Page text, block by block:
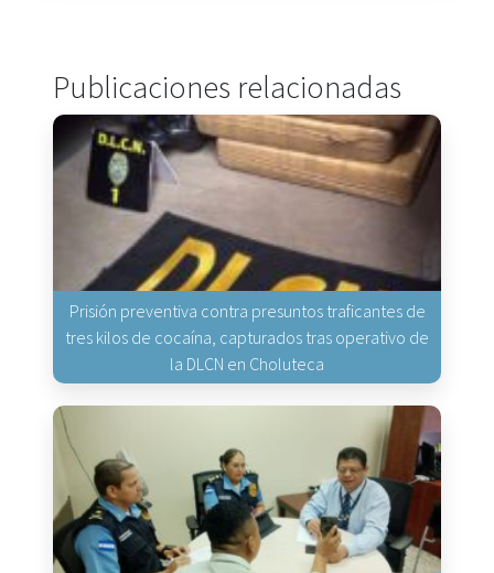
Publicaciones relacionadas
Prisión preventiva contra presuntos traficantes de
tres kilos de cocaína, capturados tras operativo de
la DLCN en Choluteca